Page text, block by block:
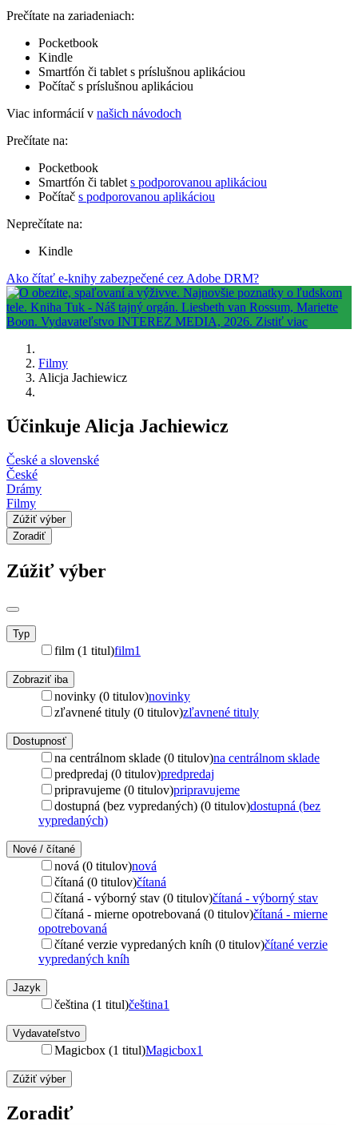
Prečítate na zariadeniach:
Pocketbook
Kindle
Smartfón či tablet s príslušnou aplikáciou
Počítač s príslušnou aplikáciou
Viac informácií v našich návodoch
Prečítate na:
Pocketbook
Smartfón či tablet s podporovanou aplikáciou
Počítač s podporovanou aplikáciou
Neprečítate na:
Kindle
Ako čítať e-knihy zabezpečené cez Adobe DRM?
Filmy
Alicja Jachiewicz
Účinkuje Alicja Jachiewicz
České a slovenské
České
Drámy
Filmy
Zúžiť výber
Zoradiť
Zúžiť výber
Typ
film (1 titul)film1
Zobraziť iba
novinky (0 titulov)novinky
zľavnené tituly (0 titulov)zľavnené tituly
Dostupnosť
na centrálnom sklade (0 titulov)na centrálnom sklade
predpredaj (0 titulov)predpredaj
pripravujeme (0 titulov)pripravujeme
dostupná (bez vypredaných) (0 titulov)dostupná (bez
vypredaných)
Nové / čítané
nová (0 titulov)nová
čítaná (0 titulov)čítaná
čítaná - výborný stav (0 titulov)čítaná - výborný stav
čítaná - mierne opotrebovaná (0 titulov)čítaná - mierne
opotrebovaná
čítané verzie vypredaných kníh (0 titulov)čítané verzie
vypredaných kníh
Jazyk
čeština (1 titul)čeština1
Vydavateľstvo
Magicbox (1 titul)Magicbox1
Zúžiť výber
Zoradiť